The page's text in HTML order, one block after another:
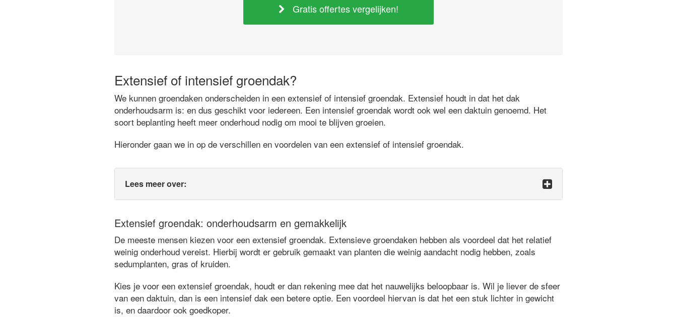
Gratis offertes vergelijken!
Extensief of intensief groendak?
We kunnen groendaken onderscheiden in een extensief of intensief groendak. Extensief houdt in dat het dak
onderhoudsarm is: en dus geschikt voor iedereen. Een intensief groendak wordt ook wel een daktuin genoemd. Het
soort beplanting heeft meer onderhoud nodig om mooi te blijven groeien.
Hieronder gaan we in op de verschillen en voordelen van een extensief of intensief groendak.
Lees meer over:
Extensief groendak: onderhoudsarm en gemakkelijk
De meeste mensen kiezen voor een extensief groendak. Extensieve groendaken hebben als voordeel dat het relatief
weinig onderhoud vereist. Hierbij wordt er gebruik gemaakt van planten die weinig aandacht nodig hebben, zoals
sedumplanten, gras of kruiden.
Kies je voor een extensief groendak, houdt er dan rekening mee dat het nauwelijks beloopbaar is. Wil je liever de sfeer
van een daktuin, dan is een intensief dak een betere optie. Een voordeel hiervan is dat het een stuk lichter in gewicht
is, en daardoor ook goedkoper.